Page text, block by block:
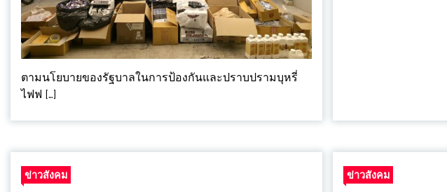
ตามนโยบายของรัฐบาลในการป้องกันและปราบปรามบุหรี่
ไฟฟ […]
ข่าวสังคม ข่าวสังคม